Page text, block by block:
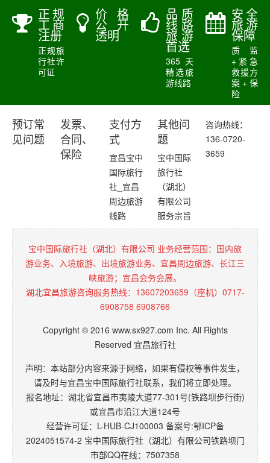
正规
工商
注册
正规旅
行社许
可证
价格
公开
透明
品质
线路
旅游
首选
365天
精选旅
游线路
安全
旅游
保障
质监
+紧急
救援方
案+保
险
预订常
见问题
发票、
合同、
保险
支付方
式
宜昌宝中
国际旅行
社_宜昌
周边旅游
线路
其他问
题
宝中国际
旅行社
（湖北）
有限公司
服务宗旨
咨询热线：
136-0720-
3659
宝中国际旅行社（湖北）有限公司 业务经营范围：国内旅
游业务、入境旅游、出境旅游业务、宜昌周边旅游、长江三
峡旅游；宜昌会务会展。
湖北宜昌旅游咨询服务热线：13607203659（座机）0717-
6908758 6908766
Copyright © 2016 www.sx927.com Inc. All Rights
Reserved 宜昌旅行社
声明：本站部分内容来源于网络，如果有侵权等事件发生，
请及时与宜昌宝中国际旅行社联系，我们将立即处理。
报名地址：湖北省宜昌市夷陵大道77-301号(铁路坝步行街)
或宜昌市沿江大道124号
经营许可证：L-HUB-CJ100003 备案号:鄂ICP备
2024051574-2 宝中国际旅行社（湖北）有限公司铁路坝门
市部QQ在线：7507358